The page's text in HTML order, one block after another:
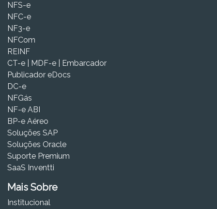
NFS-e
NFC-e
NF3-e
NFCom
REINF
CT-e | MDF-e | Embarcador
Publicador eDocs
DC-e
NFGás
NF-e ABI
BP-e Aéreo
Soluções SAP
Soluções Oracle
Suporte Premium
SaaS Inventti
Mais Sobre
Institucional